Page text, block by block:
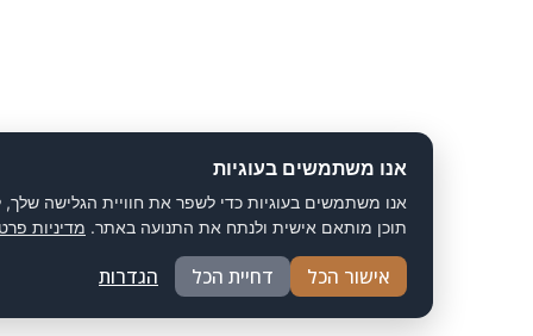
אנו משתמשים בעוגיות
אנו משתמשים בעוגיות כדי לשפר את חוויית הגלישה שלך, להציג
תוכן מותאם אישית ולנתח את התנועה באתר.מדיניות פרטיות
אישור הכל דחיית הכל הגדרות